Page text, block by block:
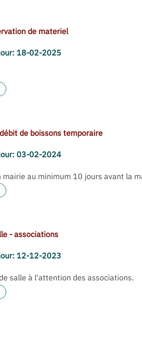
de materiel
18-02-2025
de boissons temporaire
03-02-2024
mairie au minimum 10 jours avant la
- associations
12-12-2023
salle à l'attention des associations.